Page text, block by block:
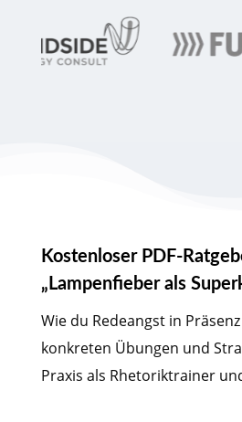
Kostenloser PDF-
„Lampenfieber als
Wie du Redeangst in
konkreten Übungen und
Praxis als Rhetoriktrainer